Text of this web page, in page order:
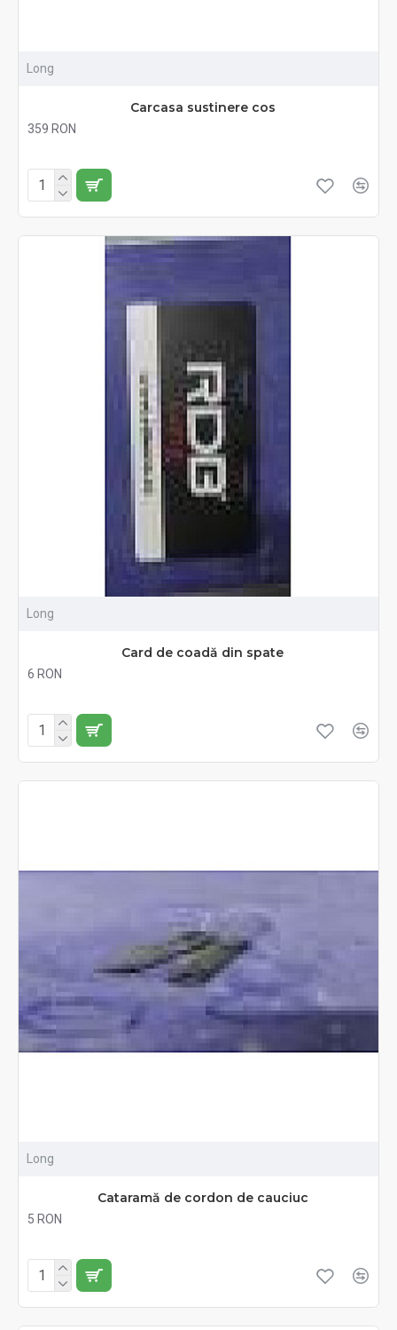
Long
Carcasa sustinere cos
359 RON
Long
Card de coadă din spate
6 RON
Long
Cataramă de cordon de cauciuc
5 RON